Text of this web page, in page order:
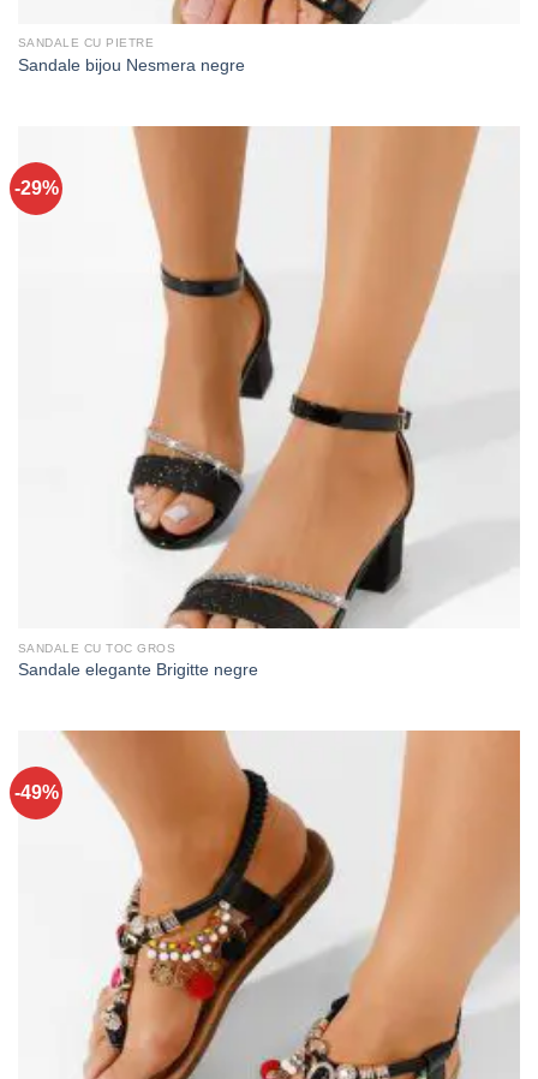
SANDALE CU PIETRE
Sandale bijou Nesmera negre
-29%
SANDALE CU TOC GROS
Sandale elegante Brigitte negre
-49%